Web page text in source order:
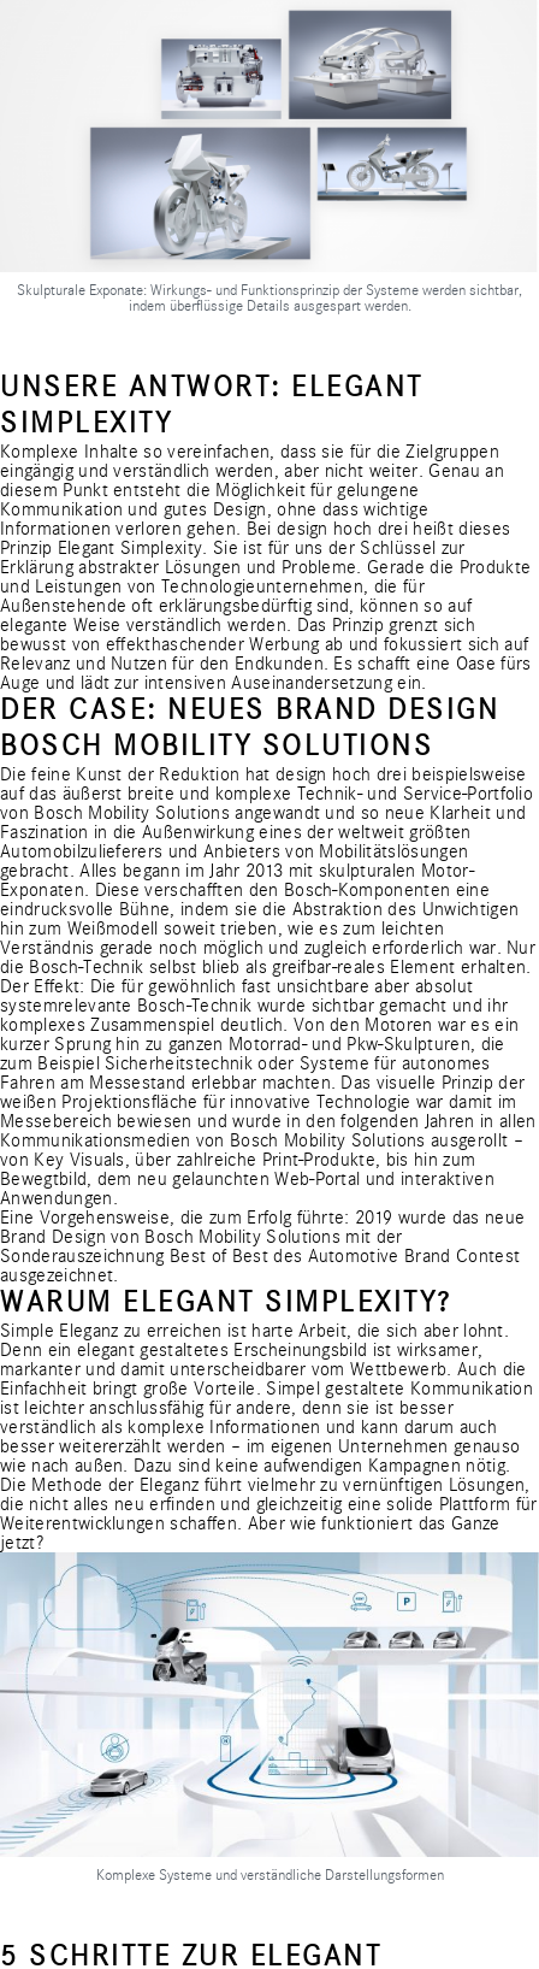
Skulpturale Exponate: Wirkungs- und Funktionsprinzip der Systeme werden sichtbar,
indem überflüssige Details ausgespart werden.
UNSERE ANTWORT: ELEGANT
SIMPLEXITY
Komplexe Inhalte so vereinfachen, dass sie für die Zielgruppen
eingängig und verständlich werden, aber nicht weiter. Genau an
diesem Punkt entsteht die Möglichkeit für gelungene
Kommunikation und gutes Design, ohne dass wichtige
Informationen verloren gehen. Bei design hoch drei heißt dieses
Prinzip Elegant Simplexity. Sie ist für uns der Schlüssel zur
Erklärung abstrakter Lösungen und Probleme. Gerade die Produkte
und Leistungen von Technologieunternehmen, die für
Außenstehende oft erklärungsbedürftig sind, können so auf
elegante Weise verständlich werden. Das Prinzip grenzt sich
bewusst von effekthaschender Werbung ab und fokussiert sich auf
Relevanz und Nutzen für den Endkunden. Es schafft eine Oase fürs
Auge und lädt zur intensiven Auseinandersetzung ein.
DER CASE: NEUES BRAND DESIGN
BOSCH MOBILITY SOLUTIONS
Die feine Kunst der Reduktion hat design hoch drei beispielsweise
auf das äußerst breite und komplexe Technik- und Service-Portfolio
von Bosch Mobility Solutions angewandt und so neue Klarheit und
Faszination in die Außenwirkung eines der weltweit größten
Automobilzulieferers und Anbieters von Mobilitätslösungen
gebracht. Alles begann im Jahr 2013 mit skulpturalen Motor-
Exponaten. Diese verschafften den Bosch-Komponenten eine
eindrucksvolle Bühne, indem sie die Abstraktion des Unwichtigen
hin zum Weißmodell soweit trieben, wie es zum leichten
Verständnis gerade noch möglich und zugleich erforderlich war. Nur
die Bosch-Technik selbst blieb als greifbar-reales Element erhalten.
Der Effekt: Die für gewöhnlich fast unsichtbare aber absolut
systemrelevante Bosch-Technik wurde sichtbar gemacht und ihr
komplexes Zusammenspiel deutlich. Von den Motoren war es ein
kurzer Sprung hin zu ganzen Motorrad- und Pkw-Skulpturen, die
zum Beispiel Sicherheitstechnik oder Systeme für autonomes
Fahren am Messestand erlebbar machten. Das visuelle Prinzip der
weißen Projektionsfläche für innovative Technologie war damit im
Messebereich bewiesen und wurde in den folgenden Jahren in allen
Kommunikationsmedien von Bosch Mobility Solutions ausgerollt –
von Key Visuals, über zahlreiche Print-Produkte, bis hin zum
Bewegtbild, dem neu gelaunchten Web-Portal und interaktiven
Anwendungen.
Eine Vorgehensweise, die zum Erfolg führte: 2019 wurde das neue
Brand Design von Bosch Mobility Solutions mit der
Sonderauszeichnung Best of Best des Automotive Brand Contest
ausgezeichnet.
WARUM ELEGANT SIMPLEXITY?
Simple Eleganz zu erreichen ist harte Arbeit, die sich aber lohnt.
Denn ein elegant gestaltetes Erscheinungsbild ist wirksamer,
markanter und damit unterscheidbarer vom Wettbewerb. Auch die
Einfachheit bringt große Vorteile. Simpel gestaltete Kommunikation
ist leichter anschlussfähig für andere, denn sie ist besser
verständlich als komplexe Informationen und kann darum auch
besser weitererzählt werden – im eigenen Unternehmen genauso
wie nach außen. Dazu sind keine aufwendigen Kampagnen nötig.
Die Methode der Eleganz führt vielmehr zu vernünftigen Lösungen,
die nicht alles neu erfinden und gleichzeitig eine solide Plattform für
Weiterentwicklungen schaffen. Aber wie funktioniert das Ganze
jetzt?
Komplexe Systeme und verständliche Darstellungsformen
5 SCHRITTE ZUR ELEGANT